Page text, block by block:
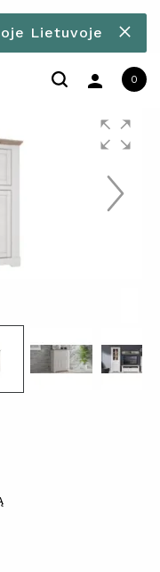
Lietuvoje
person 0